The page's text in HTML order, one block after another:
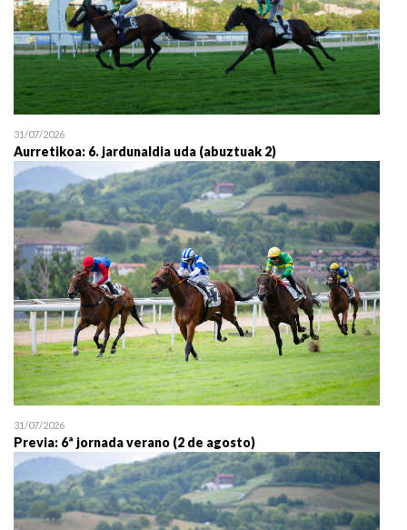
31/07/2026
Aurretikoa: 6. jardunaldia uda (abuztuak 2)
31/07/2026
Previa: 6ª jornada verano (2 de agosto)